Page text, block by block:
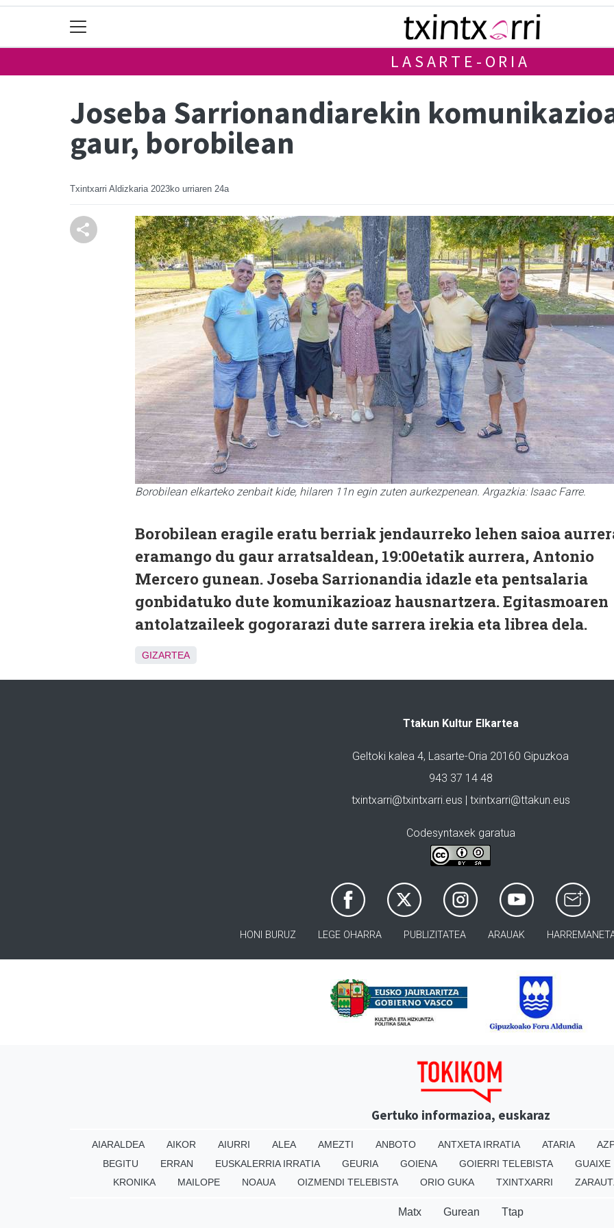
LASARTE-ORIA
Joseba Sarrionandiarekin
gaur, borobilean
Txintxarri Aldizkaria 2023ko urriaren 24a
Borobilean elkarteko zenbait kide, hilaren 11n egin zuten aurkezpenean. Argazkia: Isaac Farre.
Borobilean eragile eratu berriak jendaurreko lehen saioa
eramango du gaur arratsaldean, 19:00etatik aurrera, Antonio
Mercero gunean. Joseba Sarrionandia idazle eta pentsalaria
gonbidatuko dute komunikazioaz hausnartzera. Egitasmoaren
antolatzaileek gogorarazi dute sarrera irekia eta librea dela.
GIZARTEA
Ttakun Kultur Elkartea
Geltoki kalea 4, Lasarte-Oria 20160 Gipuzkoa
943 37 14 48
txintxarri@txintxarri.eus | txintxarri@ttakun.eus
Codesyntaxek garatua
HONI BURUZ LEGE OHARRA PUBLIZITATEA ARAUAK
Gertuko informazioa, euskaraz
AIARALDEA AIKOR AIURRI ALEA AMEZTI ANBOTO ANTXETA IRRATIA ATARIA
BEGITU
ERRAN EUSKALERRIA IRRATIA GEURIA GOIENA GOIERRI TELEBISTA
GUAIXE
KRONIKA
MAILOPE NOAUA OIZMENDI TELEBISTA ORIO GUKA TXINTXARRI
Matx Gurean Ttap